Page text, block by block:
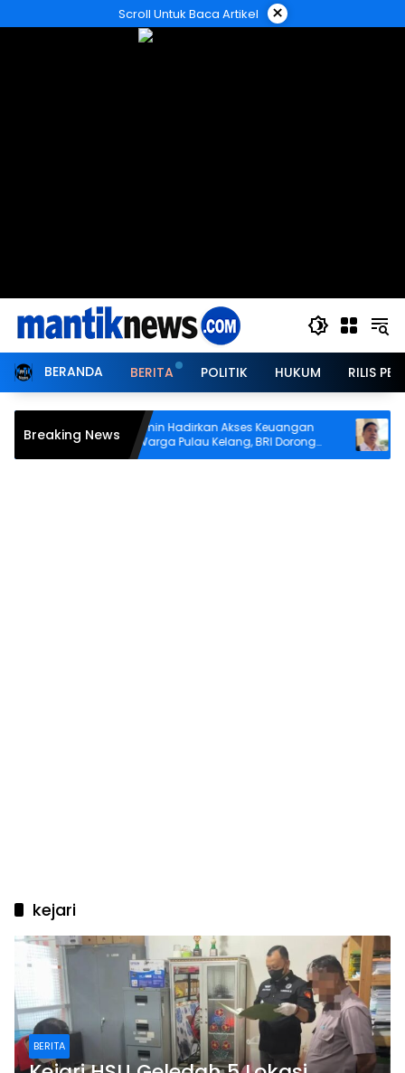
ke
Scroll Untuk Baca Artikel ×
BERANDA BERITA POLITIK HUKUM RILIS
Breaking NewsAsti Alimin Hadirkan Akses Keuangan
bagi Warga Pulau Kelang, BRI Dorong
Inklusi hingga Wilayah Kepulauan
Buton:
kejari
BERITA